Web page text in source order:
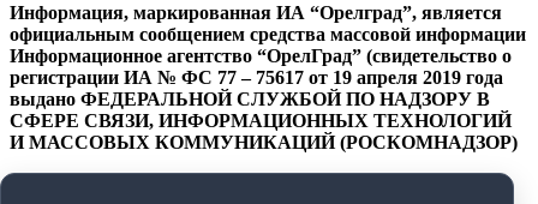
Информация, маркированная ИА “Орелград”, является
официальным сообщением средства массовой информации
Информационное агентство “ОрелГрад” (свидетельство о
регистрации ИА № ФС 77 – 75617 от 19 апреля 2019 года
выдано ФЕДЕРАЛЬНОЙ СЛУЖБОЙ ПО НАДЗОРУ В
СФЕРЕ СВЯЗИ, ИНФОРМАЦИОННЫХ ТЕХНОЛОГИЙ
И МАССОВЫХ КОММУНИКАЦИЙ (РОСКОМНАДЗОР)